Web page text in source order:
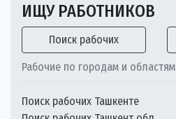
ИЩУ РАБОТНИКОВ
Поиск рабочих
Рабочие по городам и областям
Поиск рабочих Ташкенте